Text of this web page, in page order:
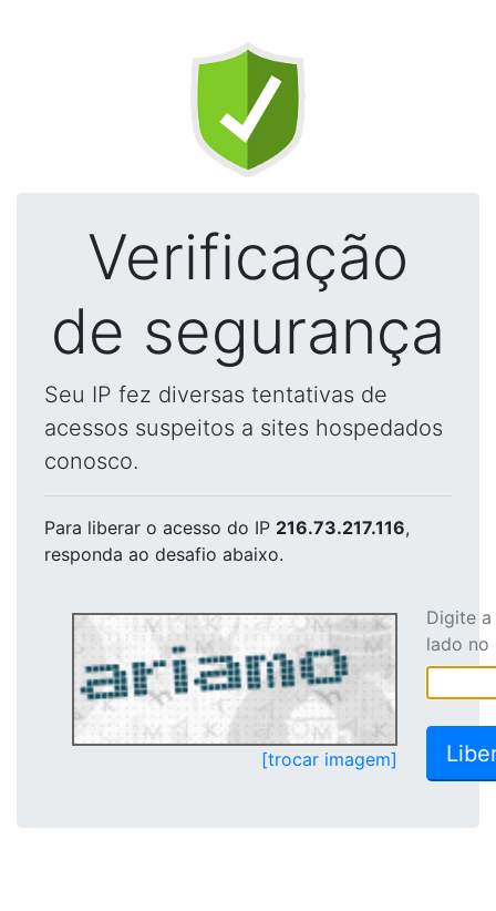
Verificação
de segurança
Seu IP fez diversas tentativas de
acessos suspeitos a sites hospedados
conosco.
Para liberar o acesso do IP 216.73.217.116,
responda ao desafio abaixo.
[trocar imagem]
Digite
lado no